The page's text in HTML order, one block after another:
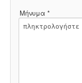
Μήνυμα *